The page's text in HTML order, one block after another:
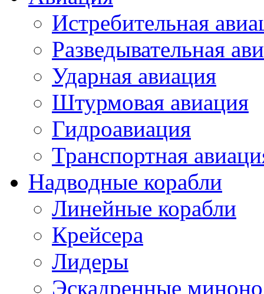
Истребительная
Разведывательная
Ударная авиация
Штурмовая авиация
Гидроавиация
Транспортная
Надводные корабли
Линейные корабли
Крейсера
Лидеры
Эскадренные